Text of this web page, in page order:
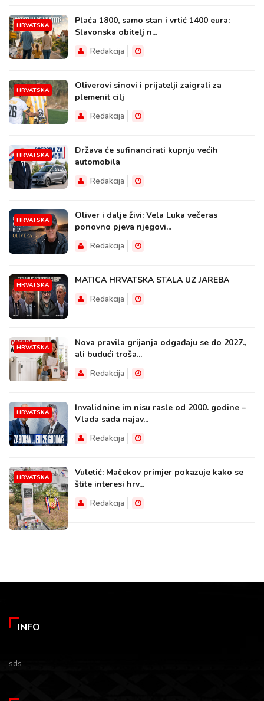
HRVATSKA
Plaća 1800, samo stan i vrtić 1400 eura:
Slavonska obitelj n...
Redakcija
HRVATSKA
Oliverovi sinovi i prijatelji zaigrali za
plemenit cilj
Redakcija
HRVATSKA
Država će sufinancirati kupnju većih
automobila
Redakcija
HRVATSKA
Oliver i dalje živi: Vela Luka večeras
ponovno pjeva njegovi...
Redakcija
HRVATSKA MATICA HRVATSKA STALA UZ JAREBA
Redakcija
HRVATSKA
Nova pravila grijanja odgađaju se do 2027.,
ali budući troša...
Redakcija
HRVATSKA
Invalidnine im nisu rasle od 2000. godine –
Vlada sada najav...
Redakcija
HRVATSKA
Vuletić: Mačekov primjer pokazuje kako se
štite interesi hrv...
Redakcija
INFO
sds